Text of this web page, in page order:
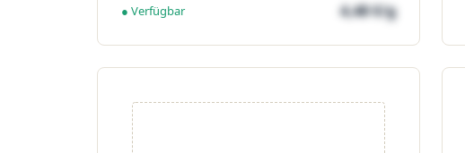
● Verfügbar 4,48 €/g